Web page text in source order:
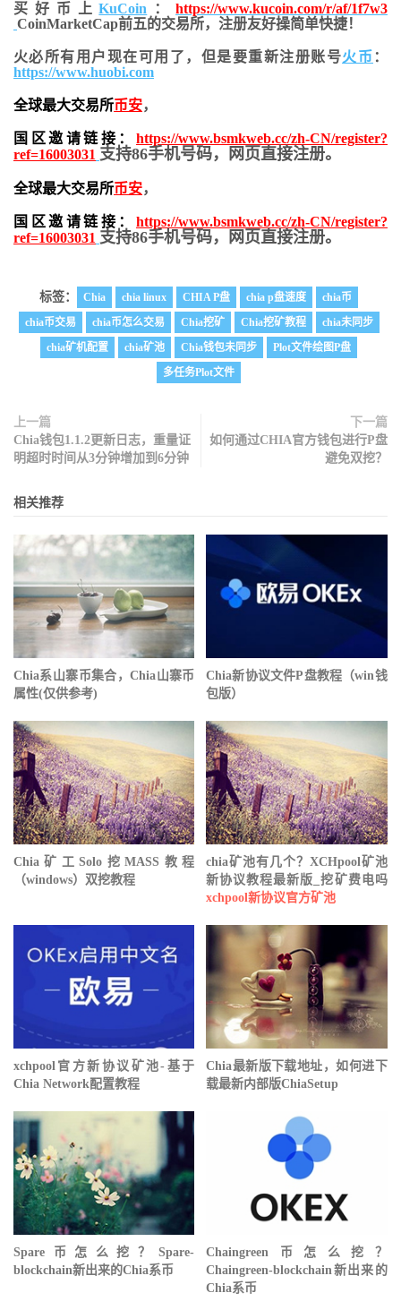
买好币上KuCoin ：https://www.kucoin.com/r/af/1f7w3
CoinMarketCap前五的交易所，注册友好操简单快捷！
火必所有用户现在可用了，但是要重新注册账号火币 ：
https://www.huobi.com
全球最大交易所币安，
国区邀请链接： https://www.bsmkweb.cc/zh-CN/register?
ref=16003031 支持86手机号码，网页直接注册。
全球最大交易所币安，
国区邀请链接： https://www.bsmkweb.cc/zh-CN/register?
ref=16003031 支持86手机号码，网页直接注册。
标签： Chia chia linux CHIA P盘 chia p盘速度
chia币
chia币交易
chia币怎么交易 Chia挖矿 Chia挖矿教程
chia未同步
chia矿机配置
chia矿池 Chia钱包未同步
Plot文件绘图P盘
多任务Plot文件
上一篇
Chia钱包1.1.2更新日志，重量证
明超时时间从3分钟增加到6分钟
下一篇
如何通过CHIA官方钱包进行P盘
避免双挖？
相关推荐
Chia系山寨币集合，Chia山寨币
属性(仅供参考)
Chia新协议文件P盘教程（win钱
包版）
Chia矿工Solo挖MASS教程
（windows）双挖教程
chia矿池有几个？XCHpool矿池
新协议教程最新版_挖矿费电吗
xchpool新协议官方矿池
xchpool官方新协议矿池-基于
Chia Network配置教程
Chia最新版下载地址，如何进下
载最新内部版ChiaSetup
Spare币怎么挖？Spare-
blockchain新出来的Chia系币
Chaingreen币怎么挖？
Chaingreen-blockchain新出来的
Chia系币